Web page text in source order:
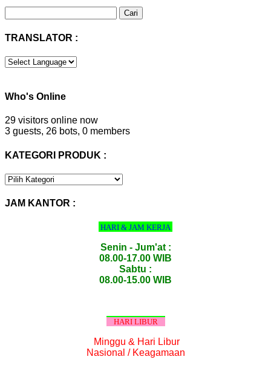
untuk:
TRANSLATOR :
Who's Online
29 visitors online now
3 guests, 26 bots, 0 members
KATEGORI PRODUK :
KATEGORI
JAM KANTOR :
HARI & JAM KERJA
Senin - Jum'at :
08.00-17.00 WIB
Sabtu :
08.00-15.00 WIB
HARI LIBUR
Minggu & Hari Libur
Nasional / Keagamaan